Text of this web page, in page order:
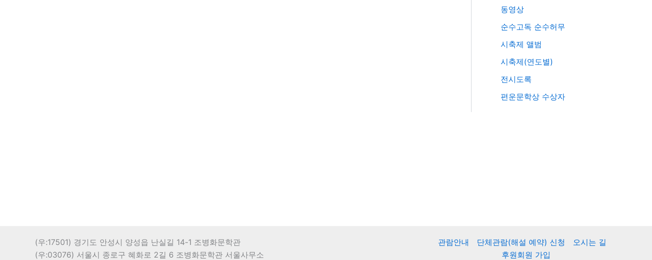
동영상
순수고독 순수허무
시축제 앨범
시축제(연도별)
전시도록
편운문학상 수상자
(우:17501) 경기도 안성시 양성읍 난실길 14-1 조병화문학관
(우:03076) 서울시 종로구 혜화로 2길 6 조병화문학관 서울사무소
관람안내 단체관람(해설 예약) 신청
오시는 길
후원회원 가입